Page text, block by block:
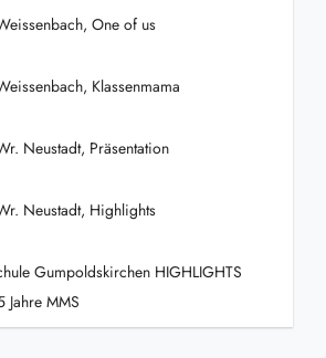
One of us
Klassenmama
Neustadt, Präsentation
Neustadt, Highlights
Gumpoldskirchen HIGHLIGHTS
Jahre MMS